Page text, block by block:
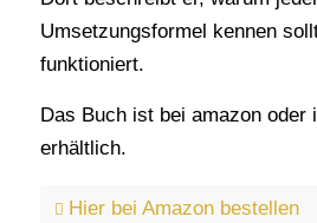
Umsetzungsformel kennen
funktioniert.
Das Buch ist bei amazon oder
erhältlich.
Hier bei Amazon bestellen